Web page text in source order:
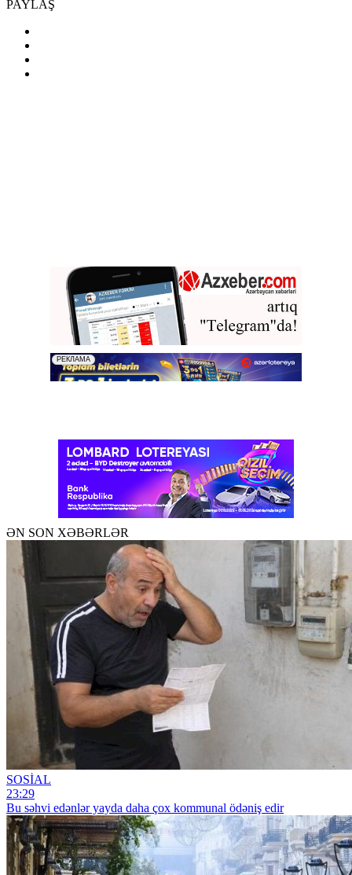
PAYLAŞ
ƏN SON XƏBƏRLƏR
SOSİAL
23:29
Bu səhvi edənlər yayda daha çox kommunal ödəniş edir